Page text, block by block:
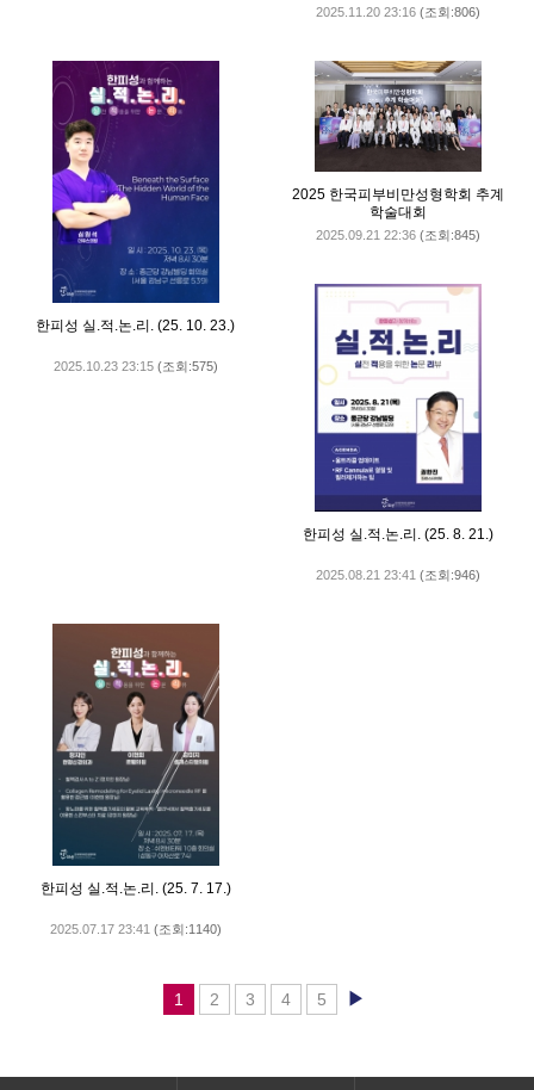
2025.11.20 23:16 (조회:806)
한피성 실.적.논.리. (25. 10. 23.)
2025.10.23 23:15(조회:575)
2025 한국피부비만성형학회 추계
학술대회
2025.09.21 22:36 (조회:845)
한피성 실.적.논.리. (25. 8. 21.)
2025.08.21 23:41 (조회:946)
한피성 실.적.논.리. (25. 7. 17.)
2025.07.17 23:41 (조회:1140)
1 2 3 4 5 ▶